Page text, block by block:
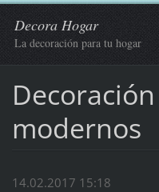
Decora Hogar
La decoración para tu hogar
modernos
14.02.2017 15:18